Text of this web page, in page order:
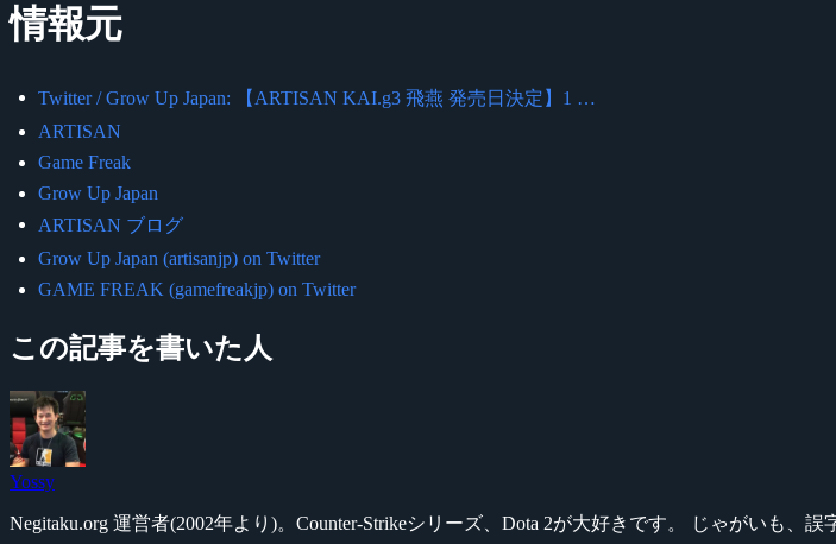
情報元
Twitter / Grow Up Japan: 【ARTISAN KAI.g3 飛燕 発売日決定】1 …
ARTISAN
Game Freak
Grow Up Japan
ARTISAN ブログ
Grow Up Japan (artisanjp) on Twitter
GAME FREAK (gamefreakjp) on Twitter
この記事を書いた人
Yossy
Negitaku.org 運営者(2002年より)。Counter-Strikeシリーズ、Dota 2が大好きです。 じゃがいも、